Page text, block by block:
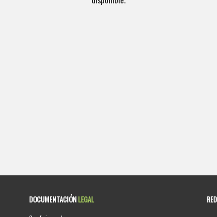
DOCUMENTACIÓNLEGAL